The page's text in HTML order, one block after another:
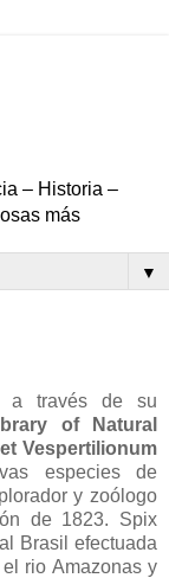
– Historia –
más
▼
a través de su
of Natural
Vespertilionum
especies de
y zoólogo
de 1823. Spix
Brasil efectuada
rio Amazonas y